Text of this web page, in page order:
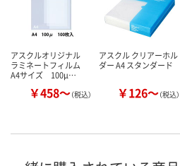
アスクルオリジナル
ラミネートフィルム
A4サイズ 100μ…
￥458～（税込）
アスクル クリアーホル
ダー A4 スタンダード
￥126～（税込）